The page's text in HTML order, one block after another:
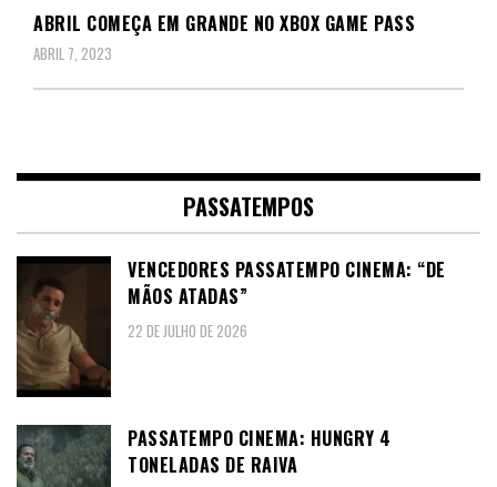
ABRIL COMEÇA EM GRANDE NO XBOX GAME PASS
ABRIL 7, 2023
PASSATEMPOS
VENCEDORES PASSATEMPO CINEMA: “DE
MÃOS ATADAS”
22 DE JULHO DE 2026
PASSATEMPO CINEMA: HUNGRY 4
TONELADAS DE RAIVA